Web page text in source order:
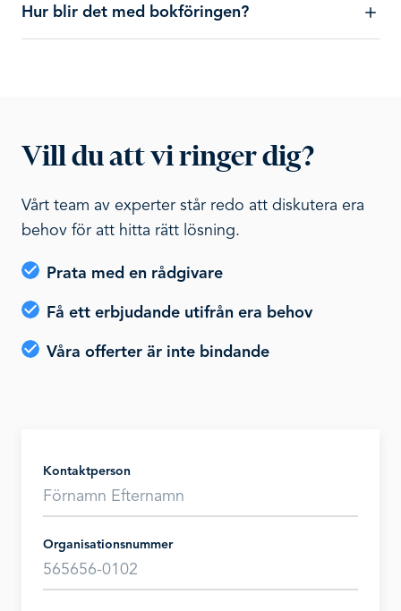
Hur blir det med bokföringen?
Vill du att vi ringer dig?
Vårt team av experter står redo att diskutera era
behov för att hitta rätt lösning.
Prata med en rådgivare
Få ett erbjudande utifrån era behov
Våra offerter är inte bindande
Kontaktperson
Organisationsnummer